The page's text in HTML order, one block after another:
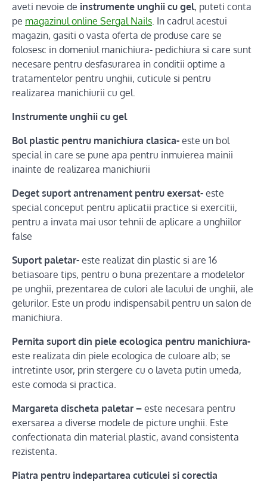
aveti nevoie de instrumente unghii cu gel, puteti conta
pe magazinul online Sergal Nails. In cadrul acestui
magazin, gasiti o vasta oferta de produse care se
folosesc in domeniul manichiura- pedichiura si care sunt
necesare pentru desfasurarea in conditii optime a
tratamentelor pentru unghii, cuticule si pentru
realizarea manichiurii cu gel.
Instrumente unghii cu gel
Bol plastic pentru manichiura clasica- este un bol
special in care se pune apa pentru inmuierea mainii
inainte de realizarea manichiurii
Deget suport antrenament pentru exersat- este
special conceput pentru aplicatii practice si exercitii,
pentru a invata mai usor tehnii de aplicare a unghiilor
false
Suport paletar- este realizat din plastic si are 16
betiasoare tips, pentru o buna prezentare a modelelor
pe unghii, prezentarea de culori ale lacului de unghii, ale
gelurilor. Este un produ indispensabil pentru un salon de
manichiura.
Pernita suport din piele ecologica pentru manichiura-
este realizata din piele ecologica de culoare alb; se
intretinte usor, prin stergere cu o laveta putin umeda,
este comoda si practica.
Margareta discheta paletar – este necesara pentru
exersarea a diverse modele de picture unghii. Este
confectionata din material plastic, avand consistenta
rezistenta.
Piatra pentru indepartarea cuticulei si corectia